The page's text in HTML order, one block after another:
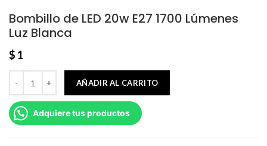
Bombillo de LED 20w E27 1700 Lúmenes
Luz Blanca
$ 1
AÑADIR AL CARRITO
Adquiere tus productos